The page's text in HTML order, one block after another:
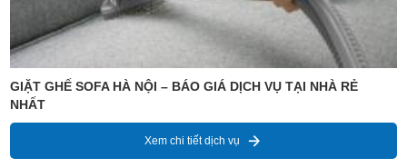
GIẶT GHẾ SOFA HÀ NỘI – BÁO GIÁ DỊCH VỤ TẠI NHÀ RẺ
NHẤT
Xem chi tiết dịch vụ